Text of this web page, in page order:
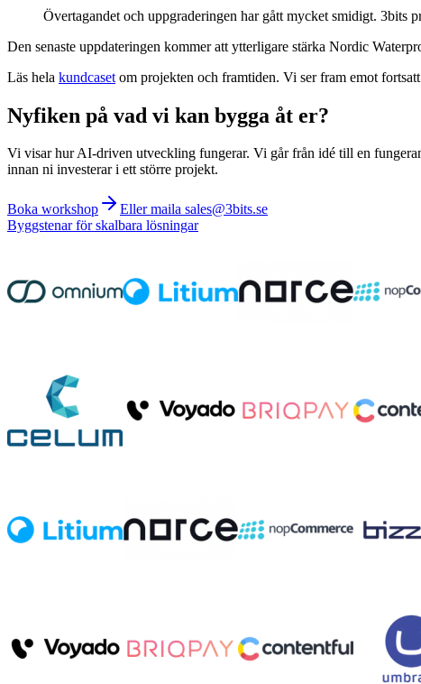
Övertagandet och uppgraderingen har gått mycket smidigt. 3bits
Den senaste uppdateringen kommer att ytterligare stärka Nordic
Läs hela kundcaset om projekten och framtiden. Vi ser fram emot
Nyfiken på vad vi kan bygga åt er?
Vi visar hur AI-driven utveckling fungerar. Vi går från idé till en
innan ni investerar i ett större projekt.
Boka workshop
Eller maila sales@3bits.se
Byggstenar för skalbara lösningar